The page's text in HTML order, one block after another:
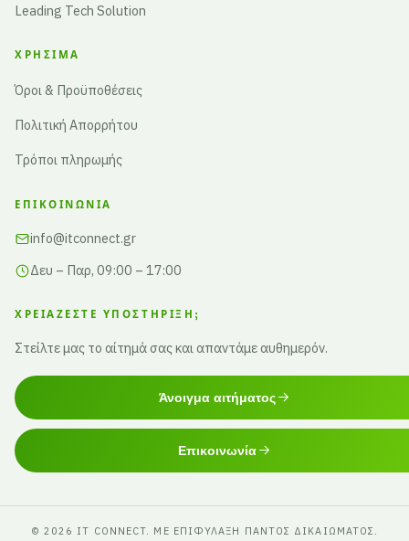
Leading Tech Solution
ΧΡΉΣΙΜΑ
Όροι & Προϋποθέσεις
Πολιτική Απορρήτου
Τρόποι πληρωμής
ΕΠΙΚΟΙΝΩΝΊΑ
info@itconnect.gr
Δευ – Παρ, 09:00 – 17:00
ΧΡΕΙΆΖΕΣΤΕ ΥΠΟΣΤΉΡΙΞΗ;
Στείλτε μας το αίτημά σας και απαντάμε αυθημερόν.
Άνοιγμα αιτήματος
Επικοινωνία
© 2026 IT CONNECT. ΜΕ ΕΠΙΦΎΛΑΞΗ ΠΑΝΤΌΣ ΔΙΚΑΙΏΜΑΤΟΣ.